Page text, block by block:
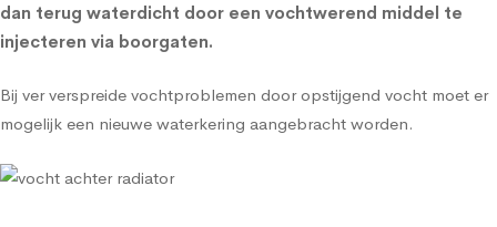
dan terug waterdicht door een vochtwerend middel te
injecteren via boorgaten.
Bij ver verspreide vochtproblemen door opstijgend vocht moet er
mogelijk een nieuwe waterkering aangebracht worden.